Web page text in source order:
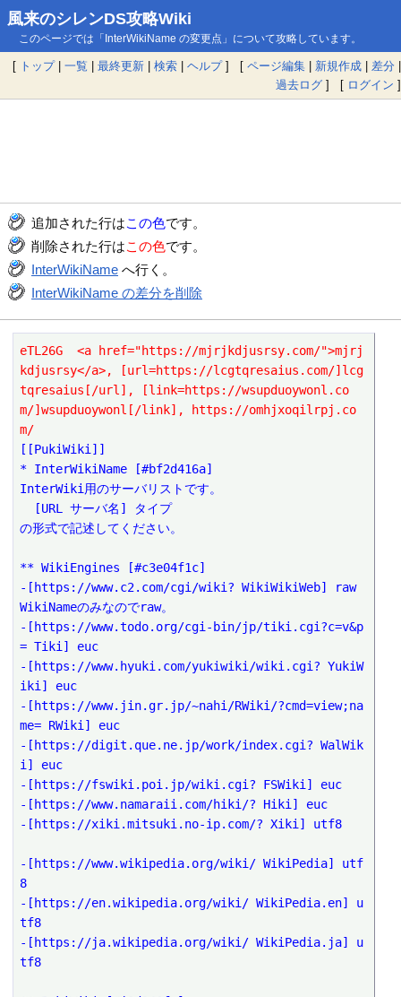
風来のシレンDS攻略Wiki
このページでは「InterWikiName の変更点」について攻略しています。
[ トップ| 一覧 | 最終更新 | 検索 | ヘルプ] [ ページ編集 | 新規作成 | 差分 |
過去ログ ] [ ログイン ]
追加された行はこの色です。
削除された行はこの色です。
InterWikiName へ行く。
InterWikiName の差分を削除
eTL26G  <a href="https://mjrjkdjusrsy.com/">mjrj
kdjusrsy</a>, [url=https://lcgtqresaius.com/]lcg
tqresaius[/url], [link=https://wsupduoywonl.co
m/]wsupduoywonl[/link], https://omhjxoqilrpj.co
m/
[[PukiWiki]]
* InterWikiName [#bf2d416a]
InterWiki用のサーバリストです。
  [URL サーバ名] タイプ
の形式で記述してください。
** WikiEngines [#c3e04f1c]
-[https://www.c2.com/cgi/wiki? WikiWikiWeb] raw
WikiNameのみなのでraw。
-[https://www.todo.org/cgi-bin/jp/tiki.cgi?c=v&p
= Tiki] euc
-[https://www.hyuki.com/yukiwiki/wiki.cgi? YukiW
iki] euc
-[https://www.jin.gr.jp/~nahi/RWiki/?cmd=view;na
me= RWiki] euc
-[https://digit.que.ne.jp/work/index.cgi? WalWik
i] euc
-[https://fswiki.poi.jp/wiki.cgi? FSWiki] euc
-[https://www.namaraii.com/hiki/? Hiki] euc
-[https://xiki.mitsuki.no-ip.com/? Xiki] utf8
-[https://www.wikipedia.org/wiki/ WikiPedia] utf
8
-[https://en.wikipedia.org/wiki/ WikiPedia.en] u
tf8
-[https://ja.wikipedia.org/wiki/ WikiPedia.ja] u
tf8